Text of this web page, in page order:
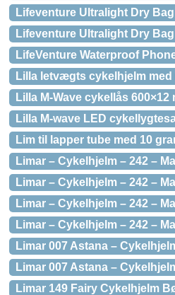
Lifeventure Ultralight Dry
Lifeventure Ultralight Dry
LifeVenture Waterproof
Lilla letvægts cykelhjelm
Lilla M-Wave cykellås 600×12
Lilla M-wave LED
Lim til lapper tube med 10
Limar – Cykelhjelm – 242 –
Limar – Cykelhjelm – 242 –
Limar – Cykelhjelm – 242 –
Limar – Cykelhjelm – 242 –
Limar 007 Astana –
Limar 007 Astana –
Limar 149 Fairy Cykelhjelm